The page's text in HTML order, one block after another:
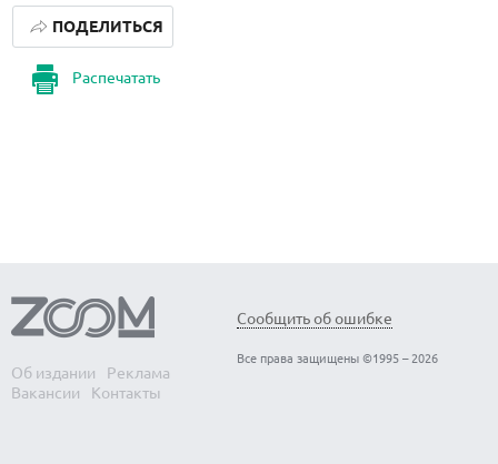
Распечатать
ПОДЕЛИТЬСЯ
Об издании
Реклама
Вакансии
Контакты
Сообщить об ошибке
Все права защищены ©1995 – 2026